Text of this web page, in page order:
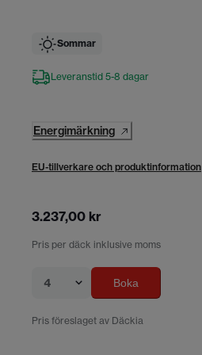
Sommar
Leveranstid 5-8 dagar
Energimärkning
EU-tillverkare och produktinformation
3.237,00 kr
Pris per däck inklusive moms
4 Boka
Pris föreslaget av Däckia